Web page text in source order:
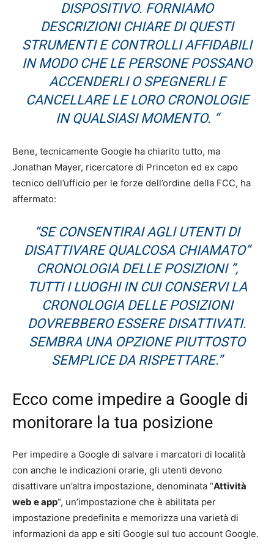
DISPOSITIVO. FORNIAMO
DESCRIZIONI CHIARE DI QUESTI
STRUMENTI E CONTROLLI AFFIDABILI
IN MODO CHE LE PERSONE POSSANO
ACCENDERLI O SPEGNERLI E
CANCELLARE LE LORO CRONOLOGIE
IN QUALSIASI MOMENTO. “
Bene, tecnicamente Google ha chiarito tutto, ma
Jonathan Mayer, ricercatore di Princeton ed ex capo
tecnico dell’ufficio per le forze dell’ordine della FCC, ha
affermato:
“SE CONSENTIRAI AGLI UTENTI DI
DISATTIVARE QUALCOSA CHIAMATO”
CRONOLOGIA DELLE POSIZIONI “,
TUTTI I LUOGHI IN CUI CONSERVI LA
CRONOLOGIA DELLE POSIZIONI
DOVREBBERO ESSERE DISATTIVATI.
SEMBRA UNA OPZIONE PIUTTOSTO
SEMPLICE DA RISPETTARE.”
Ecco come impedire a Google di
monitorare la tua posizione
Per impedire a Google di salvare i marcatori di località
con anche le indicazioni orarie, gli utenti devono
disattivare un’altra impostazione, denominata “Attività
web e app“, un’impostazione che è abilitata per
impostazione predefinita e memorizza una varietà di
informazioni da app e siti Google sul tuo account Google.